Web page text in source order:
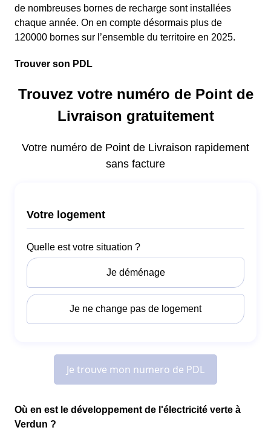
de nombreuses bornes de recharge sont installées
chaque année. On en compte désormais plus de
120000 bornes sur l’ensemble du territoire en 2025.
Trouver son PDL
Où en est le développement de l'électricité verte à
Verdun ?